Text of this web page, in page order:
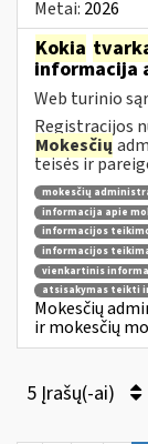
Metai: 2026
Kokia
informacija
Web turinio
Registracijos
Mokesčių
teisės ir
mokesčių
informacija apie
informacijos
informacijos
vienkartinis
atsisakymas teikti
Mokesčių
ir mokesčių
5 Įrašų(-ai)